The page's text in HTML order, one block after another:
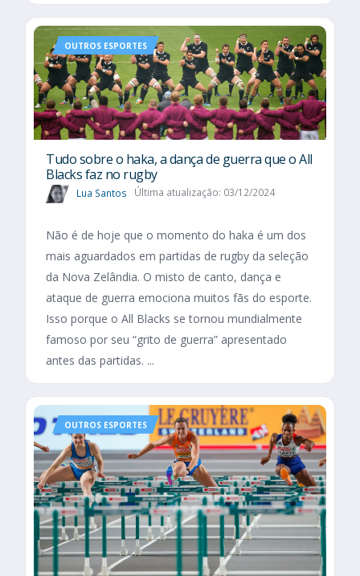
OUTROS ESPORTES
Tudo sobre o haka, a dança de guerra que o All
Blacks faz no rugby
Lua Santos Última atualização: 03/12/2024
Não é de hoje que o momento do haka é um dos
mais aguardados em partidas de rugby da seleção
da Nova Zelândia. O misto de canto, dança e
ataque de guerra emociona muitos fãs do esporte.
Isso porque o All Blacks se tornou mundialmente
famoso por seu “grito de guerra” apresentado
antes das partidas. ...
OUTROS ESPORTES